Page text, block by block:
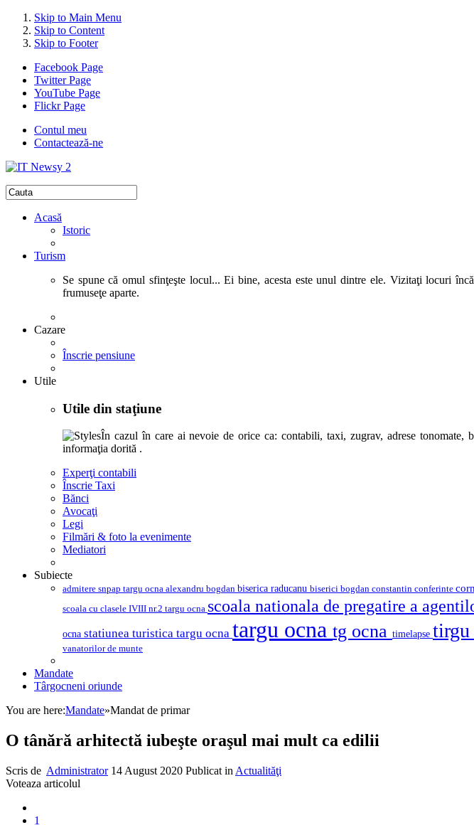
Skip to Main Menu
Skip to Content
Skip to Footer
Facebook Page
Twitter Page
YouTube Page
Flickr Page
Contul meu
Contactează-ne
Acasă
Istoric
Turism
Se spune că omul sfinţeşte locul... Ei bine, acesta este unul dintre ele. Vizitaţi locuri
frumuseţe aparte.
Cazare
Înscrie pensiune
Utile
Utile din staţiune
În cazul în care ai nevoie de orice ca: contabili, taxi, zugrav, adrese tonomate,
informaţia dorită .
Experţi contabili
Înscrie Taxi
Bănci
Avocaţi
Legi
Filmări & foto la evenimente
Mediatori
Subiecte
admitere snpap targu ocna alexandru bogdan biserica raducanu biserici bogdan constantin conferinte
scoala cu clasele IVIII nr.2 targu ocna scoala nationala de pregatire a
ocna statiunea turistica targu ocna targu ocna tg ocna timelapse tirgu
vanatorilor de munte
Mandate
Târgocneni oriunde
You are here:Mandate»Mandat de primar
O tânără arhitectă iubeşte oraşul mai mult ca edilii
Scris de Administrator 14 August 2020 Publicat in Actualităţi
Voteaza articolul
1